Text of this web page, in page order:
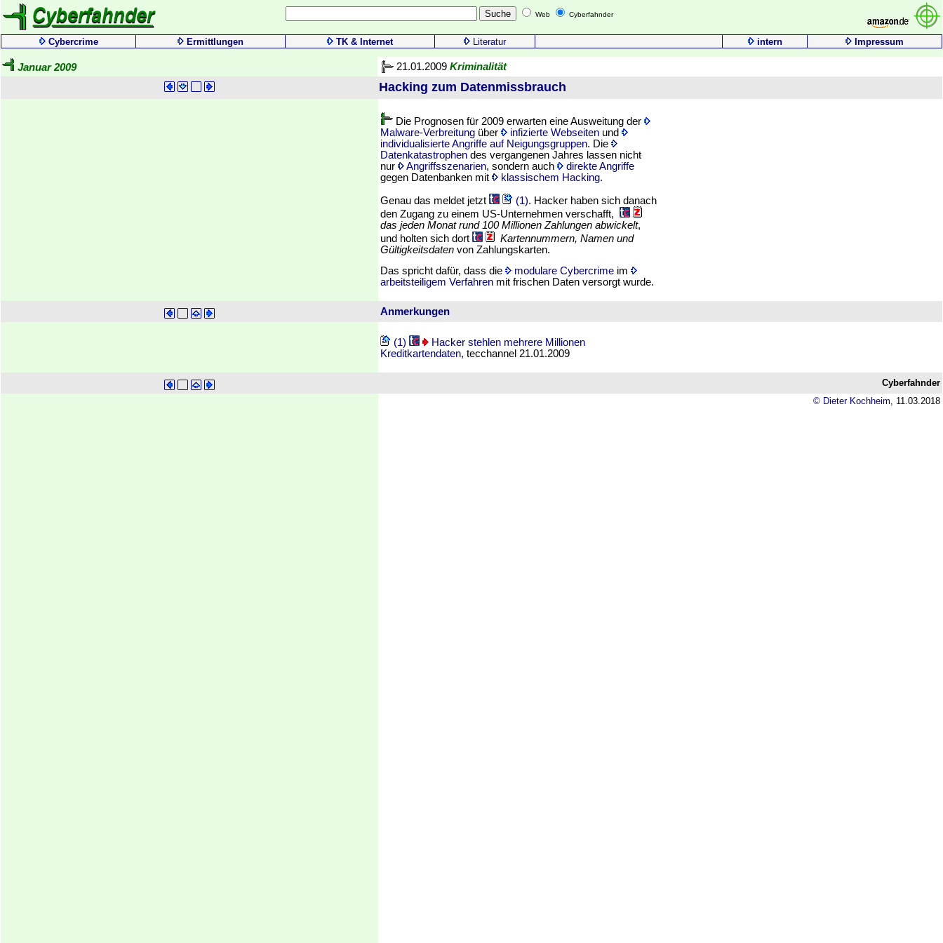
Web Cyberfahnder
Cybercrime Ermittlungen TK & Internet Literatur intern Impressum
Januar 2009 21.01.2009 Kriminalität
Hacking zum Datenmissbrauch
Die Prognosen für 2009 erwarten eine Ausweitung der
Malware-Verbreitung über infizierte Webseiten und
individualisierte Angriffe auf Neigungsgruppen. Die
Datenkatastrophen des vergangenen Jahres lassen nicht
nur
Angriffsszenarien, sondern auch
direkte Angriffe
gegen Datenbanken mit
klassischem Hacking.
Genau das meldet jetzt (1). Hacker haben sich danach
den Zugang zu einem US-Unternehmen verschafft,
das jeden Monat rund 100 Millionen Zahlungen abwickelt,
und holten sich dort
Kartennummern, Namen und
Gültigkeitsdaten von Zahlungskarten.
Das spricht dafür, dass die
modulare Cybercrime im
arbeitsteiligem Verfahren mit frischen Daten versorgt wurde.
Anmerkungen
(1)
Hacker stehlen mehrere Millionen
Kreditkartendaten, tecchannel 21.01.2009
Cyberfahnder
© Dieter Kochheim, 11.03.2018